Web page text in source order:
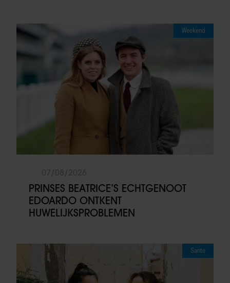
Weekend
PRINSES BEATRICE’S ECHTGENOOT
EDOARDO ONTKENT
HUWELIJKSPROBLEMEN
Sante